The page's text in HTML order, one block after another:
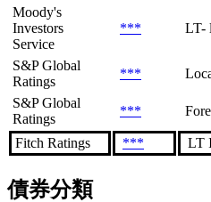
Moody's
Investors
Service
*** LT-
S&P Global
Ratings
***
S&P Global
Ratings
***
Fitch Ratings *** LT
債券分類